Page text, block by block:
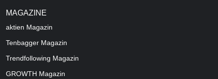
MAGAZINE
aktien Magazin
Tenbagger Magazin
Trendfollowing Magazin
GROWTH Magazin